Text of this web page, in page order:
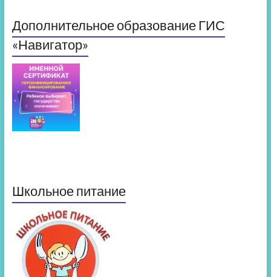
Дополнительное образование ГИС
«Навигатор»
Школьное питание